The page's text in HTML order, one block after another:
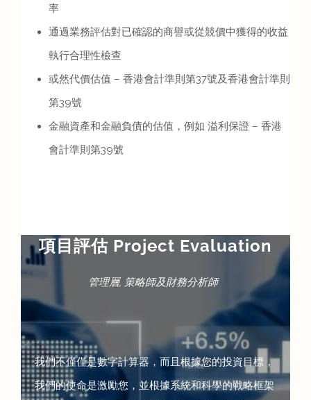
率
通過業務評估對已確認的商譽或從競價中獲得的收益
執行合理性檢查
或然代價估值 – 香港會計準則第37號及香港會計準則
第39號
金融資產和金融負債的估值，例如 溢利保證 – 香港
會計準則第39號
項目評估 Project Evaluation
管理層, 策略師及財務分析師
我們不僅僅是數字計算器，而且根據您的投資目標，
我們的使命是激勵您，並根據系統和科學的戰略框架